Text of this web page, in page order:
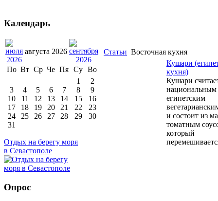
Статьи Восточная кухня
Кушари
кухня)
Кушари
национальным
египетским
и состоит из
томатным
который
Календарь
августа 2026
По Вт Ср Че Пя Су Во
1
2
3
4 5 6 7 8
9
10
11 12 13 14 15
16
17
18 19 20 21 22
23
24
25 26 27 28 29
30
31
Отдых на берегу моря
в Севастополе
Опрос